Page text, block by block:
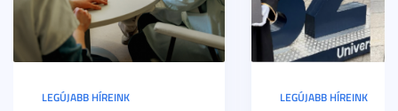
LEGÚJABB HÍREINK LEGÚJABB HÍREINK